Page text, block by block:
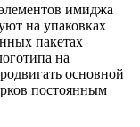
имиджа
на упаковках
пакетах
на
основной
постоянным